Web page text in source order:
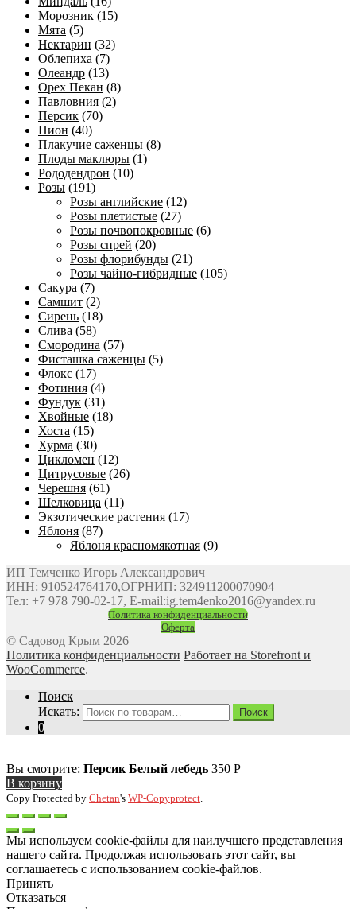
Морозник (15)
Мята (5)
Нектарин (32)
Облепиха (7)
Олеандр (13)
Орех Пекан (8)
Павловния (2)
Персик (70)
Пион (40)
Плакучие саженцы (8)
Плоды маклюры (1)
Рододендрон (10)
Розы (191)
Розы английские (12)
Розы плетистые (27)
Розы почвопокровные (6)
Розы спрей (20)
Розы флорибунды (21)
Розы чайно-гибридные (105)
Сакура (7)
Самшит (2)
Сирень (18)
Слива (58)
Смородина (57)
Фисташка саженцы (5)
Флокс (17)
Фотиния (4)
Фундук (31)
Хвойные (18)
Хоста (15)
Хурма (30)
Цикломен (12)
Цитрусовые (26)
Черешня (61)
Шелковица (11)
Экзотические растения (17)
Яблоня (87)
Яблоня красномякотная (9)
ИП Темченко Игорь Александрович
ИНН: 910524764170,ОГРНИП: 324911200070904
Тел: +7 978 790-02-17, E-mail:ig.tem4enko2016@yandex.ru
Политика конфиденциальности
Оферта
© Садовод Крым 2026
Политика конфиденциальности Работает на Storefront и
WooCommerce.
Поиск
Искать:
Поиск
0
Вы смотрите: Персик Белый лебедь 350 Р
В корзину
Copy Protected by Chetan's WP-Copyprotect
Мы используем cookie-файлы для наилучшего представления
нашего сайта. Продолжая использовать этот сайт, вы
соглашаетесь с использованием cookie-файлов.
Принять
Отказаться